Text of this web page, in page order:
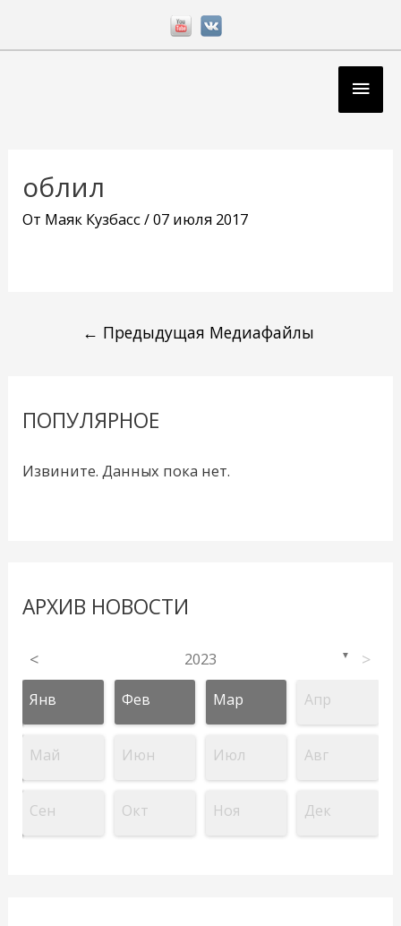
облил
От Маяк Кузбасс/07 июля 2017
записям
← Предыдущая Медиафайлы
ПОПУЛЯРНОЕ
Извините. Данных пока нет.
АРХИВ НОВОСТИ
< 2023 ▼ >
Янв Фев Мар Апр
Май Июн Июл Авг
Сен Окт Ноя Дек